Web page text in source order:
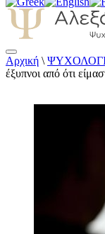
Αλεξάνδρα
Αρχική \
έξυπνοι από ότι